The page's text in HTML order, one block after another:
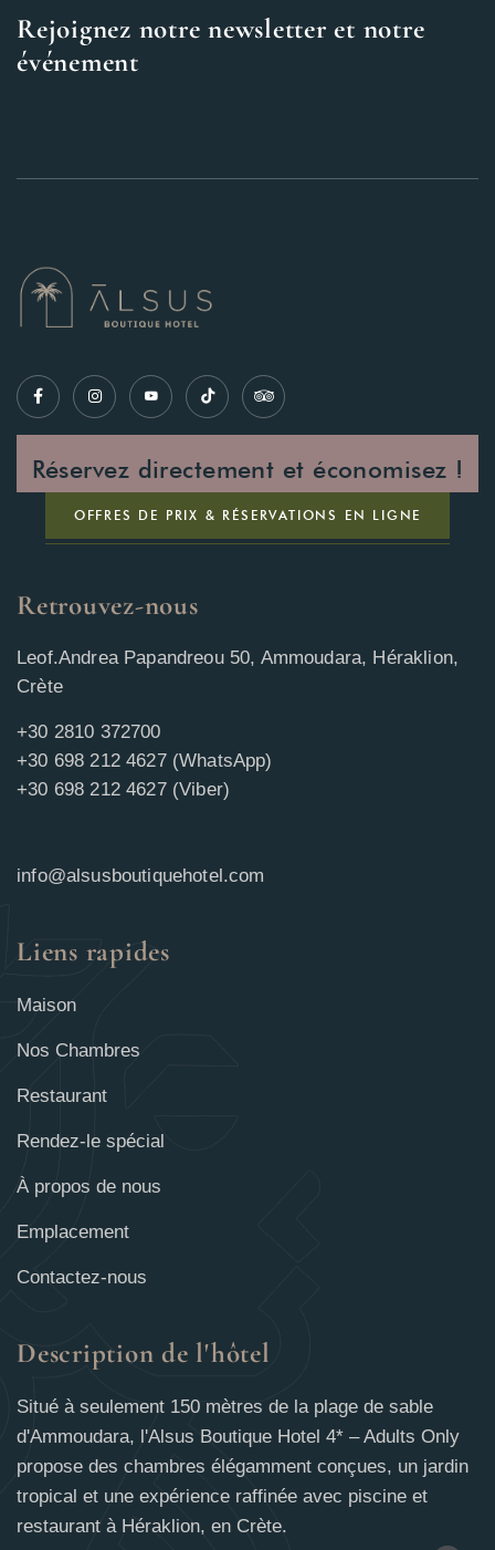
Rejoignez notre newsletter et notre
événement
Réservez directement et économisez !
OFFRES DE PRIX & RÉSERVATIONS EN LIGNE
Retrouvez-nous
Leof.Andrea Papandreou 50, Ammoudara, Héraklion,
Crète
+30 2810 372700
+30 698 212 4627 (WhatsApp)
+30 698 212 4627 (Viber)
info@alsusboutiquehotel.com
Liens rapides
Maison
Nos Chambres
Restaurant
Rendez-le spécial
À propos de nous
Emplacement
Contactez-nous
Description de l'hôtel
Situé à seulement 150 mètres de la plage de sable
d'Ammoudara, l'Alsus Boutique Hotel 4* – Adults Only
propose des chambres élégamment conçues, un jardin
tropical et une expérience raffinée avec piscine et
restaurant à Héraklion, en Crète.